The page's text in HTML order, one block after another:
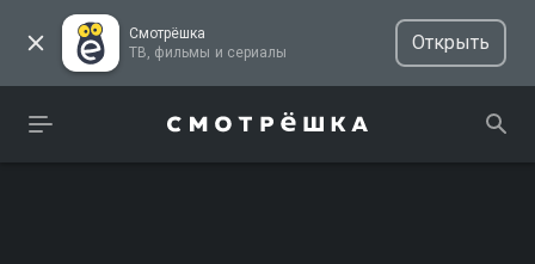
Смотрёшка
ТВ, фильмы и сериалы
Открыть